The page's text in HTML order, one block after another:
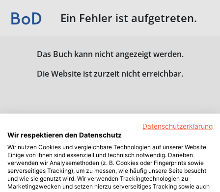
Ein Fehler ist aufgetreten.
Das Buch kann nicht angezeigt werden.
Die Website ist zurzeit nicht erreichbar.
Datenschutzerklärung
Wir respektieren den Datenschutz
Wir nutzen Cookies und vergleichbare Technologien auf unserer Website.
Einige von ihnen sind essenziell und technisch notwendig. Daneben
verwenden wir Analysemethoden (z. B. Cookies oder Fingerprints sowie
serverseitiges Tracking), um zu messen, wie häufig unsere Seite besucht
und wie sie genutzt wird. Wir verwenden Trackingtechnologien zu
Marketingzwecken und setzen hierzu serverseitiges Tracking sowie auch